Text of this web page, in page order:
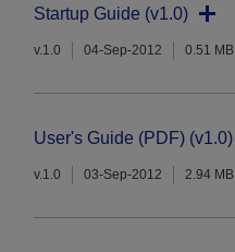
Startup Guide (v1.0)
v.1.0 04-Sep-2012 0.51 MB
User's Guide (PDF) (v1.0)
v.1.0 03-Sep-2012 2.94 MB